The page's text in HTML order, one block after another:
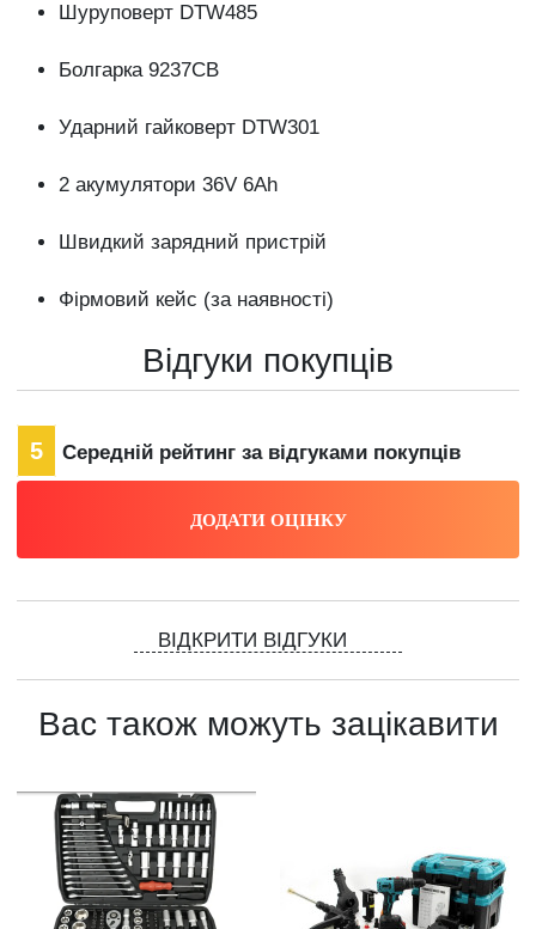
Шуруповерт DTW485
Болгарка 9237CB
Ударний гайковерт DTW301
2 акумулятори 36V 6Ah
Швидкий зарядний пристрій
Фірмовий кейс (за наявності)
Відгуки покупців
5 Середній рейтинг за відгуками покупців
ВІДКРИТИ ВІДГУКИ
Вас також можуть зацікавити